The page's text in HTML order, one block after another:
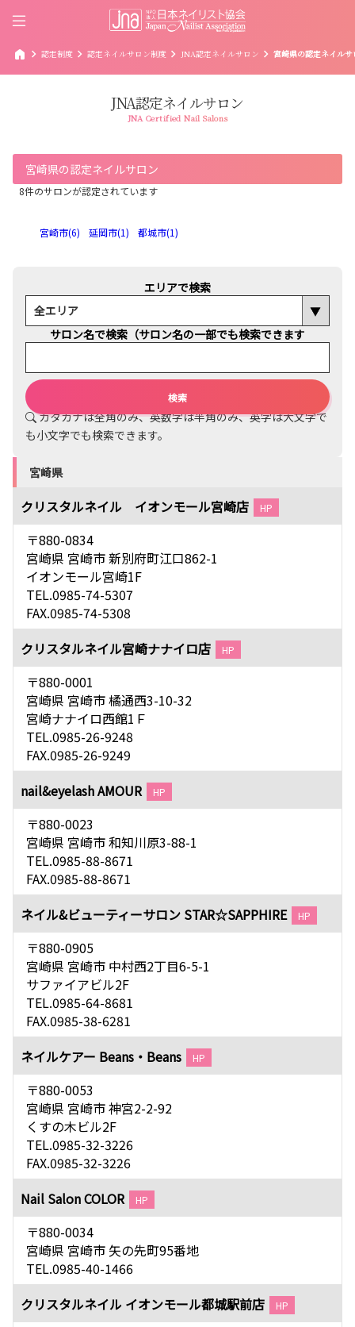
home chevron_right 認定制度 chevron_right 認定ネイルサロン制度 chevron_right JNA認定ネイルサロン chevron_right 宮崎県の認定ネイルサ
JNA認定ネイルサロン
JNA Certified Nail Salons
宮崎県の認定ネイルサロン
8件のサロンが認定されています
宮崎市(6) 延岡市(1) 都城市(1)
エリアで検索
サロン名で検索（サロン名の一部でも検索できます
カタカナは全角のみ、英数字は半角のみ、英字は大文字で
も小文字でも検索できます。
宮崎県
クリスタルネイル イオンモール宮崎店 HP
〒880-0834
宮崎県 宮崎市 新別府町江口862-1
イオンモール宮崎1F
TEL.0985-74-5307
FAX.0985-74-5308
クリスタルネイル宮崎ナナイロ店
HP
〒880-0001
宮崎県 宮崎市 橘通西3-10-32
宮崎ナナイロ西館1Ｆ
TEL.0985-26-9248
FAX.0985-26-9249
nail&eyelash AMOUR
HP
〒880-0023
宮崎県 宮崎市 和知川原3-88-1
TEL.0985-88-8671
FAX.0985-88-8671
ネイル&ビューティーサロン STAR☆SAPPHIRE
HP
〒880-0905
宮崎県 宮崎市 中村西2丁目6-5-1
サファイアビル2F
TEL.0985-64-8681
FAX.0985-38-6281
ネイルケアー Beans・Beans
HP
〒880-0053
宮崎県 宮崎市 神宮2-2-92
くすの木ビル2F
TEL.0985-32-3226
FAX.0985-32-3226
Nail Salon COLOR
HP
〒880-0034
宮崎県 宮崎市 矢の先町95番地
TEL.0985-40-1466
クリスタルネイル イオンモール都城駅前店
HP